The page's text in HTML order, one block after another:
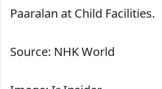
Paaralan at Child Facilities.
Source: NHK World